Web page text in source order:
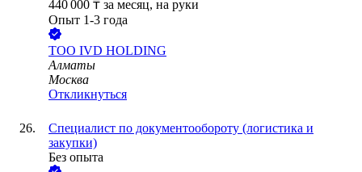
440 000 ₸ за месяц, на руки
Опыт 1-3 года
ТОО IVD HOLDING
Алматы
Москва
Откликнуться
Специалист по документообороту (логистика и
закупки)
Без опыта